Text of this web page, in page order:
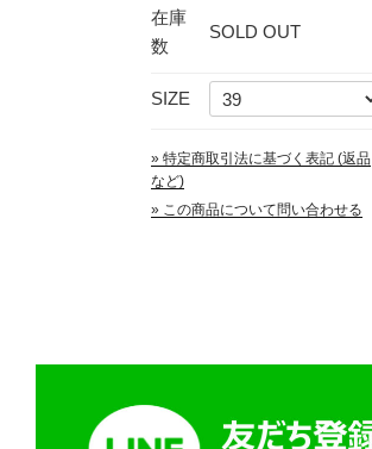
在庫
数
SOLD OUT
SIZE
» 特定商取引法に基づく表記 (返品
など)
» この商品について問い合わせる